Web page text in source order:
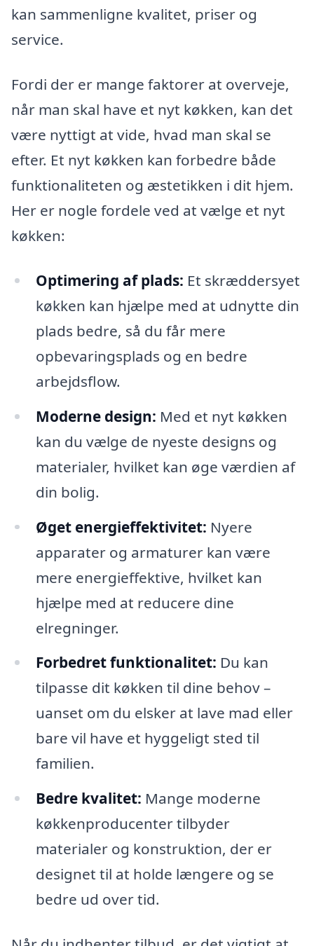
kan sammenligne kvalitet, priser og
service.
Fordi der er mange faktorer at overveje,
når man skal have et nyt køkken, kan det
være nyttigt at vide, hvad man skal se
efter. Et nyt køkken kan forbedre både
funktionaliteten og æstetikken i dit hjem.
Her er nogle fordele ved at vælge et nyt
køkken:
Optimering af plads: Et skræddersyet
køkken kan hjælpe med at udnytte din
plads bedre, så du får mere
opbevaringsplads og en bedre
arbejdsflow.
Moderne design: Med et nyt køkken
kan du vælge de nyeste designs og
materialer, hvilket kan øge værdien af
din bolig.
Øget energieffektivitet: Nyere
apparater og armaturer kan være
mere energieffektive, hvilket kan
hjælpe med at reducere dine
elregninger.
Forbedret funktionalitet: Du kan
tilpasse dit køkken til dine behov –
uanset om du elsker at lave mad eller
bare vil have et hyggeligt sted til
familien.
Bedre kvalitet: Mange moderne
køkkenproducenter tilbyder
materialer og konstruktion, der er
designet til at holde længere og se
bedre ud over tid.